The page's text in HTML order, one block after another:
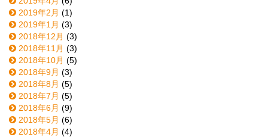
2019年2月 (1)
2019年1月 (3)
2018年12月 (3)
2018年11月 (3)
2018年10月 (5)
2018年9月 (3)
2018年8月 (5)
2018年7月 (5)
2018年6月 (9)
2018年5月 (6)
2018年4月 (4)